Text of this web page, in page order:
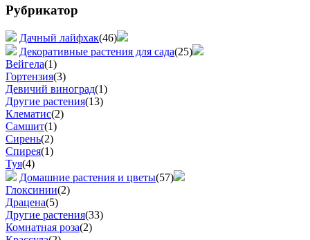
Рубрикатор
Дачный лайфхак(46)
Декоративные растения для сада(25)
Вейгела(1)
Гортензия(3)
Девичий виноград(1)
Другие растения(13)
Клематис(2)
Самшит(1)
Сирень(2)
Спирея(1)
Туя(4)
Домашние растения и цветы(57)
Глоксинии(2)
Драцена(5)
Другие растения(33)
Комнатная роза(2)